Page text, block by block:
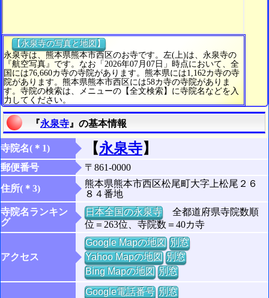
【永泉寺の写真と地図】
永泉寺は、熊本県熊本市西区のお寺です。左(上)は、永泉寺の
『航空写真』です。なお「2026年07月07日」時点において、全
国には76,660カ寺の寺院があります。熊本県には1,162カ寺の寺
院があります。熊本県熊本市西区には58カ寺の寺院がありま
す。寺院の検索は、メニューの【全文検索】に寺院名などを入
力してください。
『永泉寺 』の基本情報
寺院名(＊1) 【永泉寺】
郵便番号 〒861-0000
住所(＊3)
熊本県熊本市西区松尾町大字上松尾２６
８４番地
寺院名ランキン
グ
日本全国の永泉寺全都道府県寺院数順
位＝263位、寺院数＝40カ寺
アクセス
Google Mapの地図 別窓
Yahoo Mapの地図 別窓
Bing Mapの地図 別窓
Google電話番号 別窓